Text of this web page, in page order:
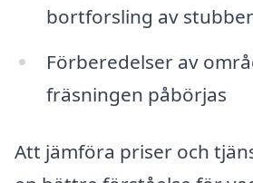
bortforsling av
Förberedelser av
fräsningen påbörjas
Att jämföra priser och